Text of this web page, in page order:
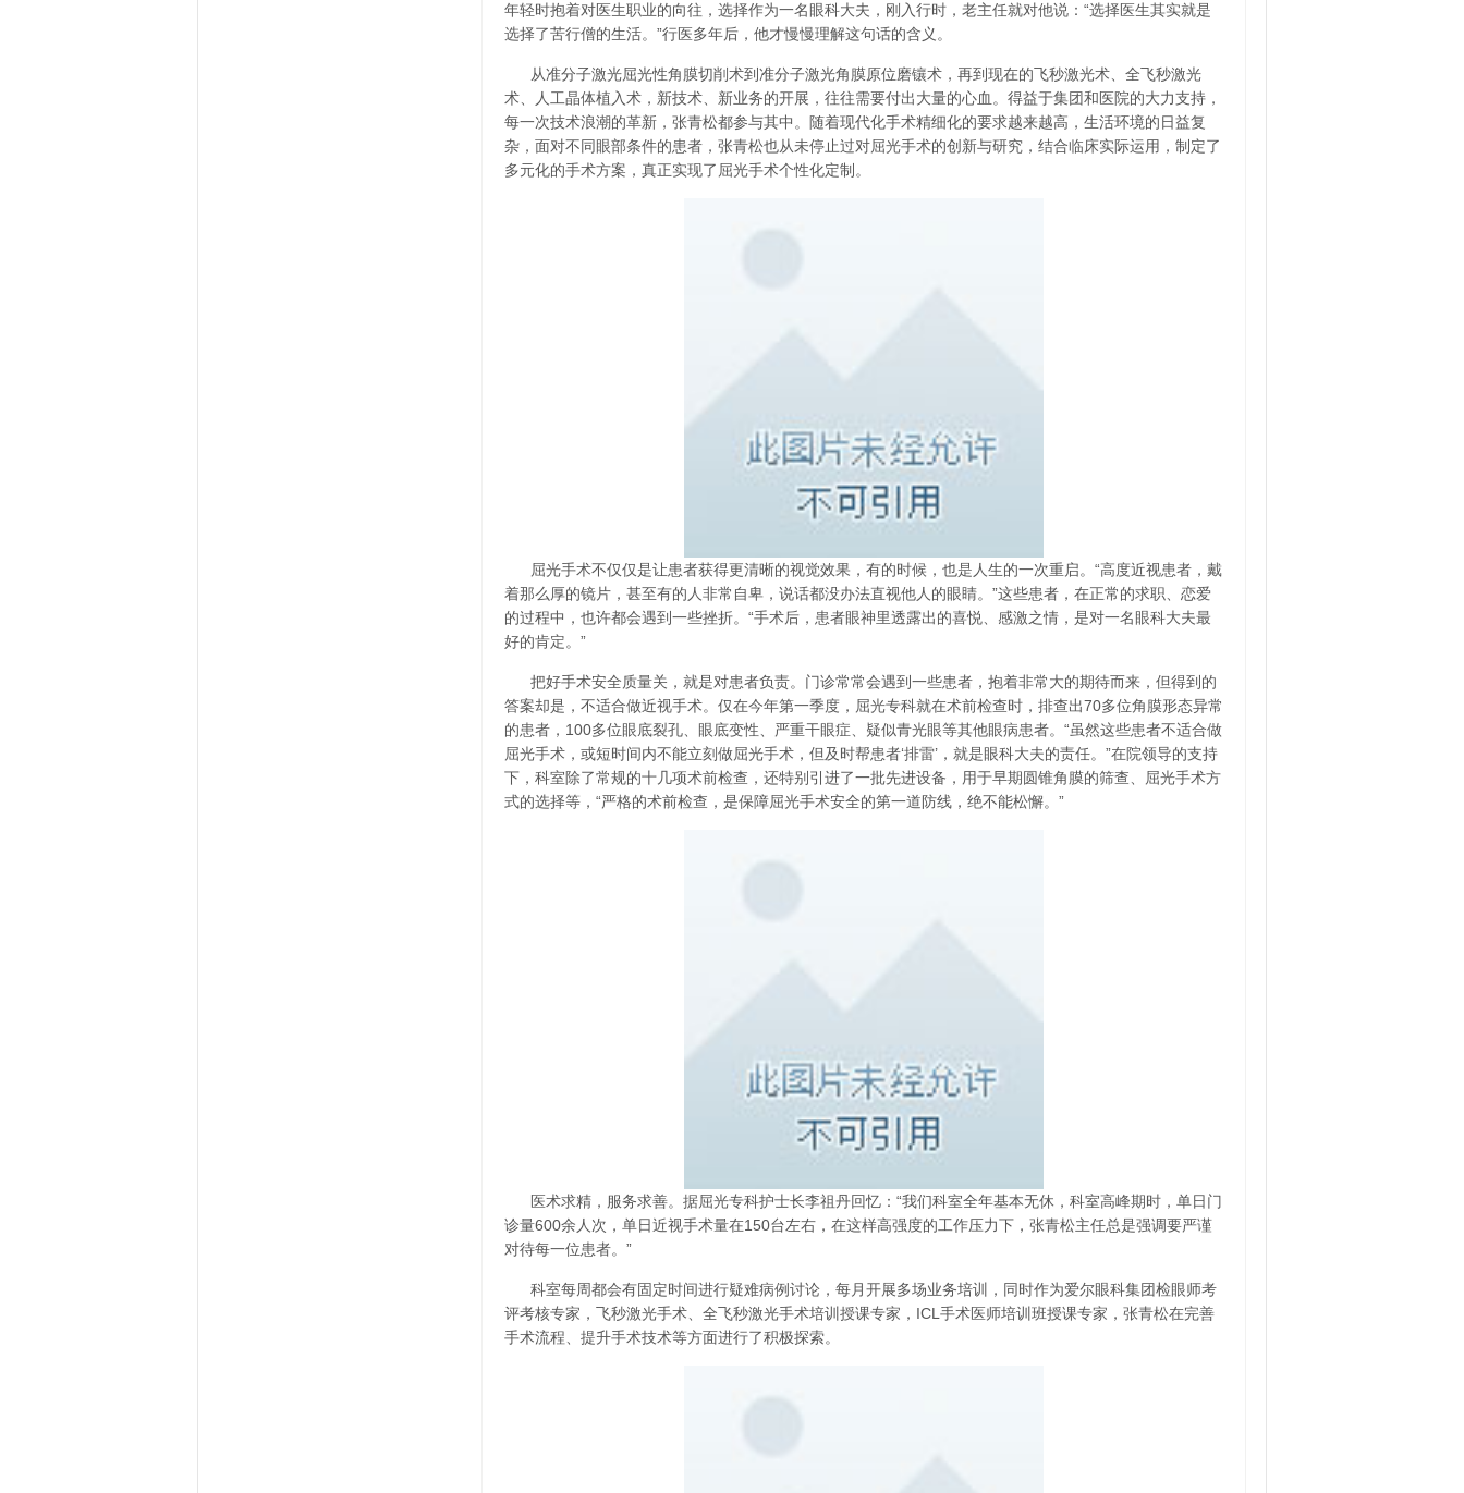
年轻时抱着对医生职业的向往，选择作为一名眼科大夫，刚入行时，老主任就对他说：“选择医生其实就是
选择了苦行僧的生活。”行医多年后，他才慢慢理解这句话的含义。
从准分子激光屈光性角膜切削术到准分子激光角膜原位磨镶术，再到现在的飞秒激光术、全飞秒激光
术、人工晶体植入术，新技术、新业务的开展，往往需要付出大量的心血。得益于集团和医院的大力支持，
每一次技术浪潮的革新，张青松都参与其中。随着现代化手术精细化的要求越来越高，生活环境的日益复
杂，面对不同眼部条件的患者，张青松也从未停止过对屈光手术的创新与研究，结合临床实际运用，制定了
多元化的手术方案，真正实现了屈光手术个性化定制。
屈光手术不仅仅是让患者获得更清晰的视觉效果，有的时候，也是人生的一次重启。“高度近视患者，戴
着那么厚的镜片，甚至有的人非常自卑，说话都没办法直视他人的眼睛。”这些患者，在正常的求职、恋爱
的过程中，也许都会遇到一些挫折。“手术后，患者眼神里透露出的喜悦、感激之情，是对一名眼科大夫最
好的肯定。”
把好手术安全质量关，就是对患者负责。门诊常常会遇到一些患者，抱着非常大的期待而来，但得到的
答案却是，不适合做近视手术。仅在今年第一季度，屈光专科就在术前检查时，排查出70多位角膜形态异常
的患者，100多位眼底裂孔、眼底变性、严重干眼症、疑似青光眼等其他眼病患者。“虽然这些患者不适合做
屈光手术，或短时间内不能立刻做屈光手术，但及时帮患者‘排雷’，就是眼科大夫的责任。”在院领导的支持
下，科室除了常规的十几项术前检查，还特别引进了一批先进设备，用于早期圆锥角膜的筛查、屈光手术方
式的选择等，“严格的术前检查，是保障屈光手术安全的第一道防线，绝不能松懈。”
医术求精，服务求善。据屈光专科护士长李祖丹回忆：“我们科室全年基本无休，科室高峰期时，单日门
诊量600余人次，单日近视手术量在150台左右，在这样高强度的工作压力下，张青松主任总是强调要严谨
对待每一位患者。”
科室每周都会有固定时间进行疑难病例讨论，每月开展多场业务培训，同时作为爱尔眼科集团检眼师考
评考核专家，飞秒激光手术、全飞秒激光手术培训授课专家，ICL手术医师培训班授课专家，张青松在完善
手术流程、提升手术技术等方面进行了积极探索。